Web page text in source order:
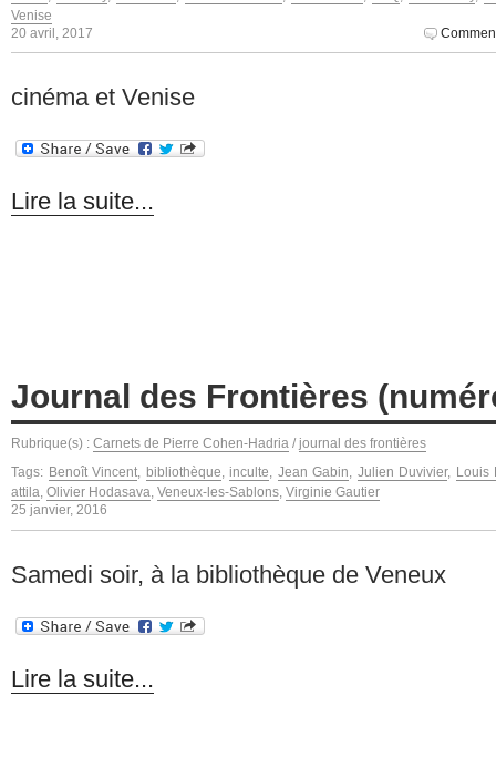
Venise
20 avril, 2017
cinéma et Venise
Lire la suite...
Journal des Frontières
Rubrique(s) : Carnets de Pierre Cohen-Hadria / journal des frontières
Tags: Benoît Vincent, bibliothèque,inculte, Jean Gabin, Julien Duvivier, Louis
attila, Olivier Hodasava, Veneux-les-Sablons, Virginie Gautier
25 janvier, 2016
Samedi soir, à la bibliothèque de Veneux
Lire la suite...